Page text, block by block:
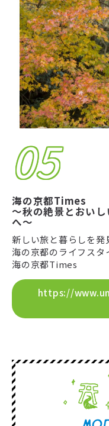
05
海の京都Times
～秋の絶景とおい
へ～
新しい旅と暮らしを発
海の京都のライフスタ
海の京都Times
https://